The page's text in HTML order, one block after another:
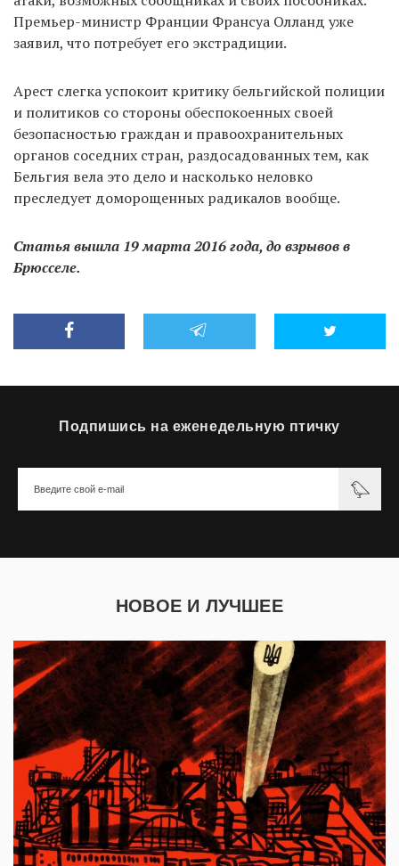
Премьер-министр Франции Франсуа Олланд уже
заявил, что потребует его экстрадиции.
Арест слегка успокоит критику бельгийской полиции
и политиков со стороны обеспокоенных своей
безопасностью граждан и правоохранительных
органов соседних стран, раздосадованных тем, как
Бельгия вела это дело и насколько неловко
преследует доморощенных радикалов вообще.
Статья вышла 19 марта 2016 года, до взрывов в
Брюсселе.
Подпишись на еженедельную птичку
НОВОЕ И ЛУЧШЕЕ